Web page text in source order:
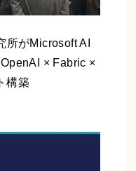
所がMicrosoft AI
× Fabric ×
構築